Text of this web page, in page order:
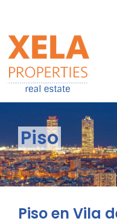
Piso
Piso en Vila